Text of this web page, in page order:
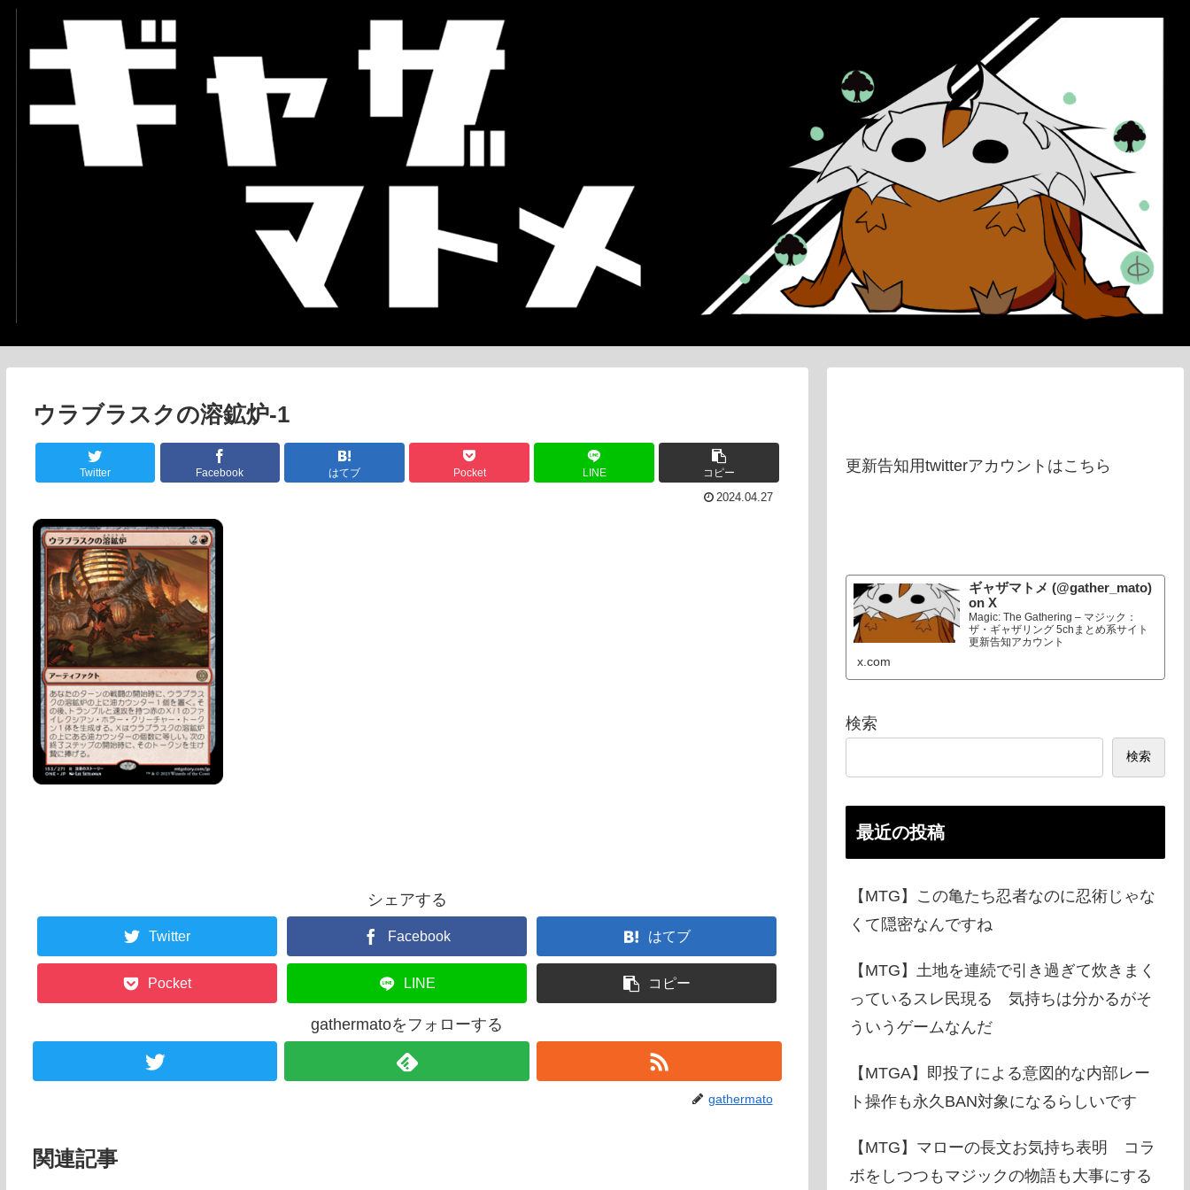
ウラブラスクの溶鉱炉-1
Twitter Facebook はてブ Pocket LINE コピー
2024.04.27
シェアする
Twitter Facebook はてブ
Pocket LINE コピー
gathermatoをフォローする
gathermato
関連記事
更新告知用twitterアカウントはこちら
ギャザマトメ (@gather_mato)
on X
Magic: The Gathering – マジック：
ザ・ギャザリング 5chまとめ系サイト
更新告知アカウント
x.com
検索
検索
最近の投稿
【MTG】この亀たち忍者なのに忍術じゃな
くて隠密なんですね
【MTG】土地を連続で引き過ぎて炊きまく
っているスレ民現る 気持ちは分かるがそ
ういうゲームなんだ
【MTGA】即投了による意図的な内部レー
ト操作も永久BAN対象になるらしいです
【MTG】マローの長文お気持ち表明 コラ
ボをしつつもマジックの物語も大事にする